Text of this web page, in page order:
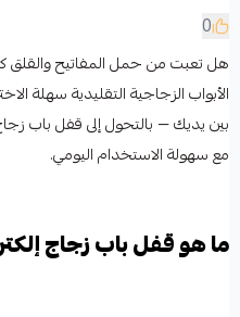
0
هل تعبت من حمل المفاتيح والقلق
الأبواب الزجاجية التقليدية سهلة
بين يديك — بالتحول إلى قفل باب
مع سهولة الاستخدام اليومي.
ما هو قفل باب زجاج